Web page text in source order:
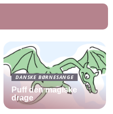
DANSKE BØRNESANGE
Puff den magiske
drage